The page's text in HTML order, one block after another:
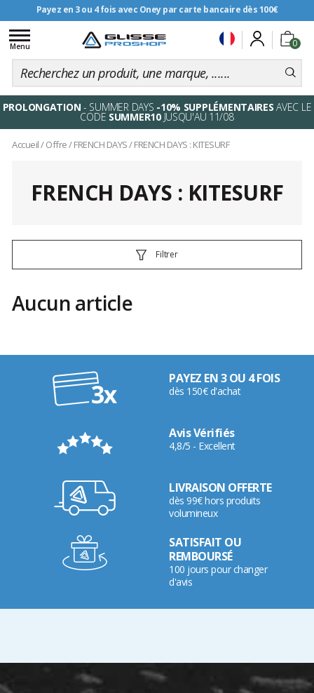
Payez en 3 ou 4 fois avec Oney par carte bancaire dès 100€
Livraison offerte dès 99€
0
Toggle
navigation
Menu
PROLONGATION - SUMMER DAYS -10% SUPPLÉMENTAIRES AVEC LE
CODE SUMMER10JUSQU'AU 11/08
Accueil/Offre/FRENCH DAYS/FRENCH DAYS : KITESURF
FRENCH DAYS : KITESURF
Filtrer
Aucun article
PAYEZ EN 3 OU 4 FOIS
dès 150€ d'achat
Avis Vérifiés
4,8/5 - Excellent
LIVRAISON OFFERTE
dès 99€ hors produits
volumineux
SATISFAIT OU
REMBOURSÉ
100 jours pour changer
d'avis